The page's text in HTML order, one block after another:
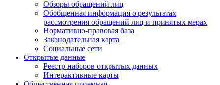
Обзоры обращений лиц
Обобщенная информация о результатах
рассмотрения обращений лиц и принятых мерах
Нормативно-правовая база
Законодательная карта
Социальные сети
Открытые данные
Реестр наборов открытых данных
Интерактивные карты